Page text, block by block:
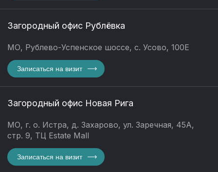
Загородный офис Рублёвка
МО, Рублево-Успенское шоссе, с. Усово, 100Е
Записаться на визит
Загородный офис Новая Рига
МО, г. о. Истра, д. Захарово, ул. Заречная, 45А,
стр. 9, ТЦ Estate Mall
Записаться на визит